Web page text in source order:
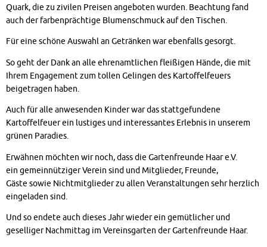
Quark, die zu zivilen Preisen angeboten wurden. Beachtung fand
auch der farbenprächtige Blumenschmuck auf den Tischen.
Für eine schöne Auswahl an Getränken war ebenfalls gesorgt.
So geht der Dank an alle ehrenamtlichen fleißigen Hände, die mit
Ihrem Engagement zum tollen Gelingen des Kartoffelfeuers
beigetragen haben.
Auch für alle anwesenden Kinder war das stattgefundene
Kartoffelfeuer ein lustiges und interessantes Erlebnis in unserem
grünen Paradies.
Erwähnen möchten wir noch, dass die Gartenfreunde Haar e.V.
ein gemeinnütziger Verein sind und Mitglieder, Freunde,
Gäste sowie Nichtmitglieder zu allen Veranstaltungen sehr herzlich
eingeladen sind.
Und so endete auch dieses Jahr wieder ein gemütlicher und
geselliger Nachmittag im Vereinsgarten der Gartenfreunde Haar.